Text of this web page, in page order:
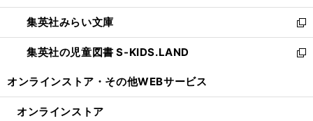
開
く
ウ
で
開
く
ン
ド
ウ
で
ウ
ィ
ン
ド
開
集英社みらい文庫
新
し
い
ン
集英社の児童図書 S-KIDS.LAND
新
ウ
オンラインストア・ その他WEBサービス
オンラインストア